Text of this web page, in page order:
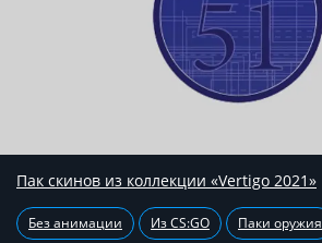
Пак скинов из коллекции «Vertigo 2021»
Без анимации Из CS:GO Паки оружия